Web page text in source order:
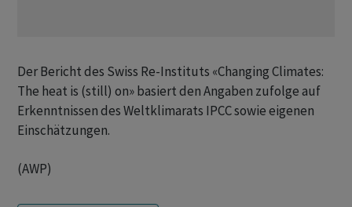
Der Bericht des Swiss Re-Instituts «Changing Climates:
The heat is (still) on» basiert den Angaben zufolge auf
Erkenntnissen des Weltklimarats IPCC sowie eigenen
Einschätzungen.
(AWP)